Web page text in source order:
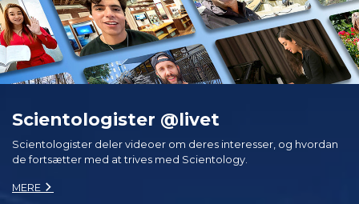
Scientologister @livet
Scientologister deler videoer om deres interesser, og hvordan
de fortsætter med at trives med Scientology.
MERE